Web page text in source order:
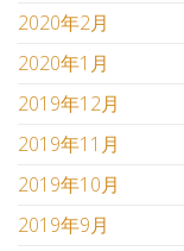
2020年2月
2020年1月
2019年12月
2019年11月
2019年10月
2019年9月